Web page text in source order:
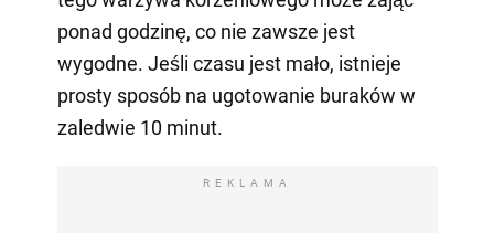
ponad godzinę, co nie zawsze jest
wygodne. Jeśli czasu jest mało, istnieje
prosty sposób na ugotowanie buraków w
zaledwie 10 minut.
REKLAMA